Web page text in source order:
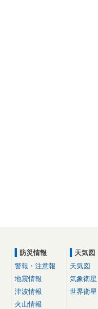
防災情報
警報・注意報
地震情報
津波情報
火山情報
天気図
天気図
気象衛星
世界衛星